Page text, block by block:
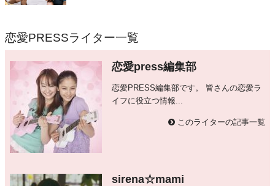
恋愛PRESSライター一覧
恋愛press編集部
恋愛PRESS編集部です。 皆さんの恋愛ラ
イフに役立つ情報...
このライターの記事一覧
sirena☆mami